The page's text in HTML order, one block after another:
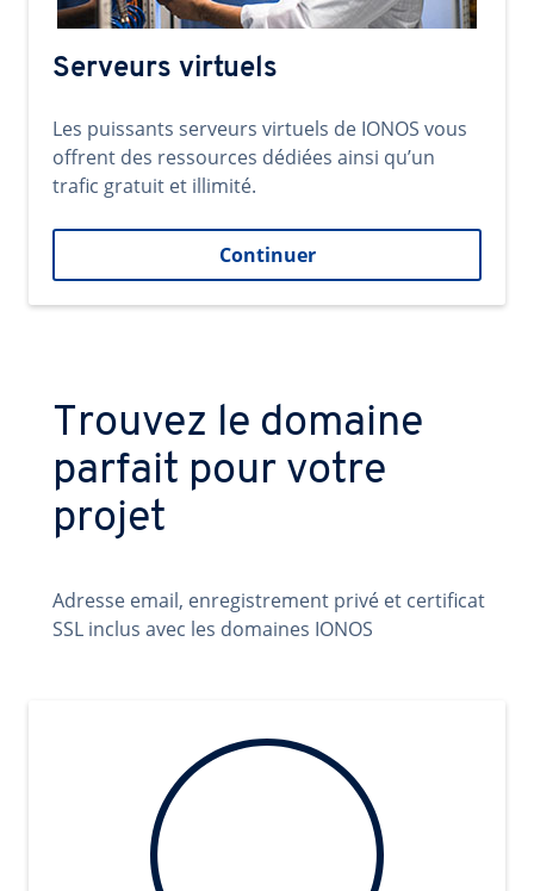
Serveurs virtuels
Les puissants serveurs virtuels de IONOS vous
offrent des ressources dédiées ainsi qu’un
trafic gratuit et illimité.
Continuer
Trouvez le domaine
parfait pour votre
projet
Adresse email, enregistrement privé et certificat
SSL inclus avec les domaines IONOS